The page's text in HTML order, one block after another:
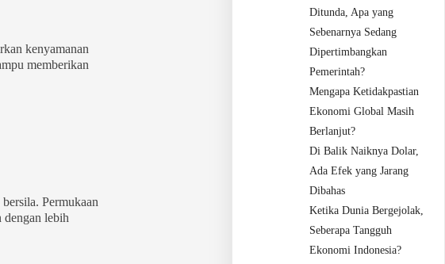
kenyamanan
memberikan
Permukaan
dengan lebih
Ditunda, Apa yang
Sebenarnya Sedang
Dipertimbangkan
Pemerintah?
Mengapa Ketidakpastian
Ekonomi Global Masih
Berlanjut?
Di Balik Naiknya Dolar,
Ada Efek yang Jarang
Dibahas
Ketika Dunia Bergejolak,
Seberapa Tangguh
Ekonomi Indonesia?